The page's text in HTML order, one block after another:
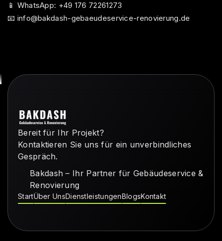
📱 WhatsApp: +49 176 72261273
📧 info@bakdash-gebaeudeservice-renovierung.de
Bereit für Ihr Projekt?
Kontaktieren Sie uns für ein unverbindliches
Gespräch.
Bakdash – Ihr Partner für Gebäudeservice &
Renovierung
StartÜber UnsDienstleistungenBlogsKontakt